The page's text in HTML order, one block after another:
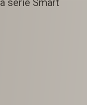
série Smart